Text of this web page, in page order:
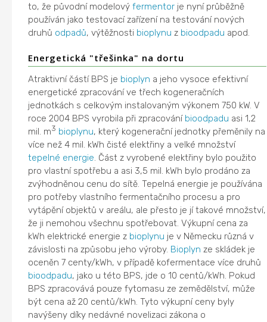
to, že původní modelovýfermentor je nyní průběžně
používán jako testovací zařízení na testování nových
druhů odpadů, výtěžnosti bioplynu z bioodpadu apod.
Energetická "třešinka" na dortu
Atraktivní částí BPS je bioplyn a jeho vysoce efektivní
energetické zpracování ve třech kogeneračních
jednotkách s celkovým instalovaným výkonem 750 kW. V
roce 2004 BPS vyrobila při zpracování bioodpadu asi 1,2
mil. m3 bioplynu, který kogenerační jednotky přeměnily na
více než 4 mil. kWh čisté elektřiny a velké množství
tepelné energie. Část z vyrobené elektřiny bylo použito
pro vlastní spotřebu a asi 3,5 mil. kWh bylo prodáno za
zvýhodněnou cenu do sítě. Tepelná energie je používána
pro potřeby vlastního fermentačního procesu a pro
vytápění objektů v areálu, ale přesto je jí takové množství,
že ji nemohou všechnu spotřebovat. Výkupní cena za
kWh elektrické energie z bioplynu je v Německu různá v
závislosti na způsobu jeho výroby. Bioplyn ze skládek je
oceněn 7 centy/kWh, v případě kofermentace více druhů
bioodpadu, jako u této BPS, jde o 10 centů/kWh. Pokud
BPS zpracovává pouze fytomasu ze zemědělství, může
být cena až 20 centů/kWh. Tyto výkupní ceny byly
navýšeny díky nedávné novelizaci zákona o